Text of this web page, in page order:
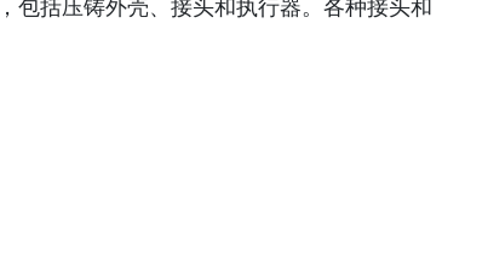
包括压铸外壳、接头和执行器。各种接头和